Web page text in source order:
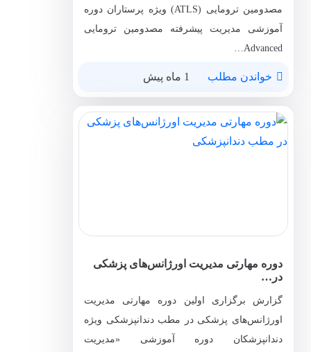
مصدومین ترومایی (ATLS) ویژه پرستاران دوره
آموزشی مدیریت پیشرفته مصدومین ترومایی
Advanced…
خواندن مطلب 1 ماه پیش
دوره مهارتی مدیریت اورژانس‌های پزشکی
در…
گزارش برگزاری اولین دوره مهارتی مدیریت
اورژانس‌های پزشکی در مطب دندانپزشکی ویژه
دندانپزشکان دوره آموزشی «مدیریت